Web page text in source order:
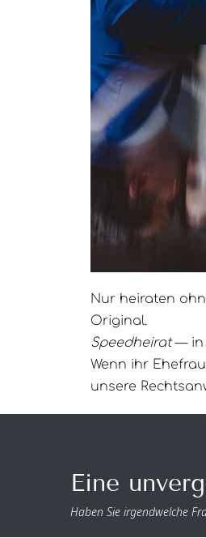
Nur heiraten
Original.
Speedheirat— in
Wenn ihr
unsere
Eine
Haben Sie irgendwelche